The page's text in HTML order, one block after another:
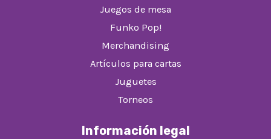
Juegos de mesa
Funko Pop!
Merchandising
Artículos para cartas
Juguetes
Torneos
Información legal